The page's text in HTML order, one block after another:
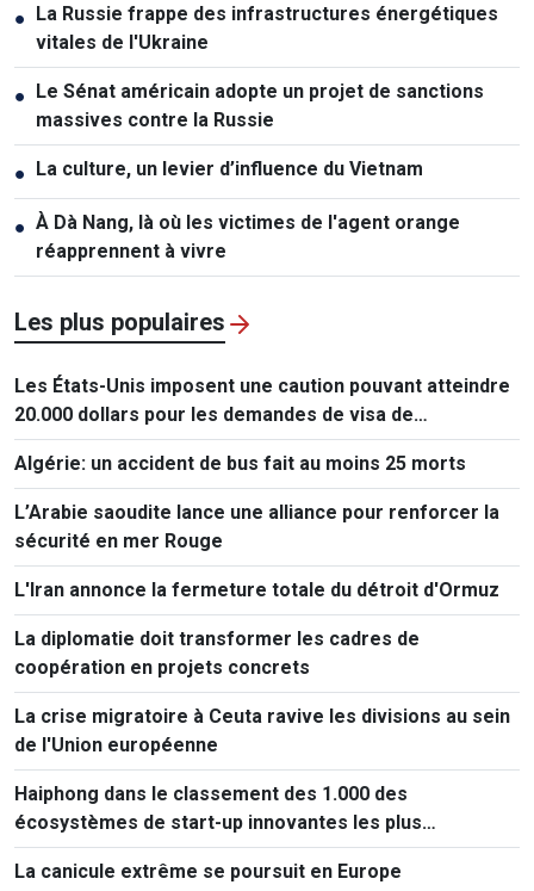
● La Russie frappe des infrastructures énergétiques
vitales de l'Ukraine
● Le Sénat américain adopte un projet de sanctions
massives contre la Russie
● La culture, un levier d’influence du Vietnam
● À Dà Nang, là où les victimes de l'agent orange
réapprennent à vivre
Les plus populaires
Les États-Unis imposent une caution pouvant atteindre
20.000 dollars pour les demandes de visa de
ressortissants de 50 pays
Algérie: un accident de bus fait au moins 25 morts
L’Arabie saoudite lance une alliance pour renforcer la
sécurité en mer Rouge
L'Iran annonce la fermeture totale du détroit d'Ormuz
La diplomatie doit transformer les cadres de
coopération en projets concrets
La crise migratoire à Ceuta ravive les divisions au sein
de l'Union européenne
Haiphong dans le classement des 1.000 des
écosystèmes de start-up innovantes les plus
performants au monde
La canicule extrême se poursuit en Europe